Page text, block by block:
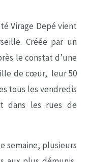
Virage Depé vient
Créée par un
le constat d’une
de cœur, leur 50
tous les vendredis
dans les rues de
semaine, plusieurs